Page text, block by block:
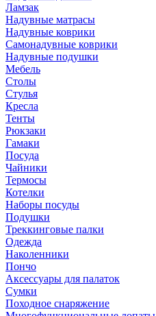
Ламзак
Надувные матрасы
Надувные коврики
Самонадувные коврики
Надувные подушки
Мебель
Столы
Стулья
Кресла
Тенты
Рюкзаки
Гамаки
Посуда
Чайники
Термосы
Котелки
Наборы посуды
Подушки
Треккинговые палки
Одежда
Наколенники
Пончо
Аксессуары для палаток
Сумки
Походное снаряжение